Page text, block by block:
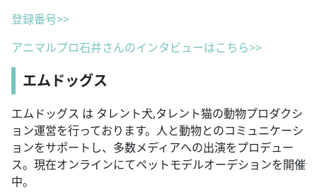
登録番号>>
アニマルプロ石井さんのインタビューはこちら>>
エムドッグス
エムドッグス は タレント犬,タレント猫の動物プロダクシ
ョン運営を行っております。人と動物とのコミュニケーシ
ョンをサポートし、多数メディアへの出演をプロデュー
ス。現在オンラインにてペットモデルオーデションを開催
中。